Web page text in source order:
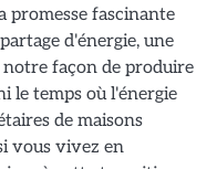
promesse fascinante
d'énergie, une
façon de produire
le temps où l'énergie
de maisons
vous vivez en